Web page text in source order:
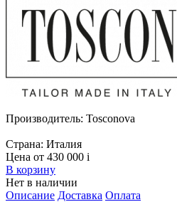
Производитель: Tosconova
Страна: Италия
Цена от 430 000 i
В корзину
Нет в наличии
Описание Доставка Оплата